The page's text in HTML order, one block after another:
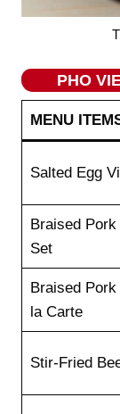
PHO
MENU
Salted Egg
Braised
Set
Braised
la Carte
Stir-Fried